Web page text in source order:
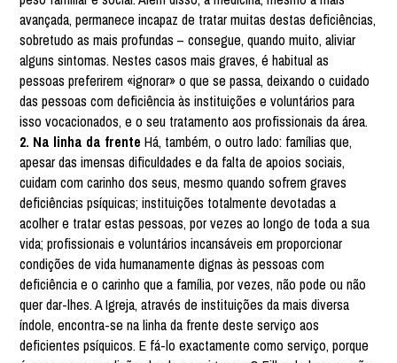
avançada, permanece incapaz de tratar muitas destas deficiências,
sobretudo as mais profundas – consegue, quando muito, aliviar
alguns sintomas. Nestes casos mais graves, é habitual as
pessoas preferirem «ignorar» o que se passa, deixando o cuidado
das pessoas com deficiência às instituições e voluntários para
isso vocacionados, e o seu tratamento aos profissionais da área.
2. Na linha da frente Há, também, o outro lado: famílias que,
apesar das imensas dificuldades e da falta de apoios sociais,
cuidam com carinho dos seus, mesmo quando sofrem graves
deficiências psíquicas; instituições totalmente devotadas a
acolher e tratar estas pessoas, por vezes ao longo de toda a sua
vida; profissionais e voluntários incansáveis em proporcionar
condições de vida humanamente dignas às pessoas com
deficiência e o carinho que a família, por vezes, não pode ou não
quer dar-lhes. A Igreja, através de instituições da mais diversa
índole, encontra-se na linha da frente deste serviço aos
deficientes psíquicos. E fá-lo exactamente como serviço, porque